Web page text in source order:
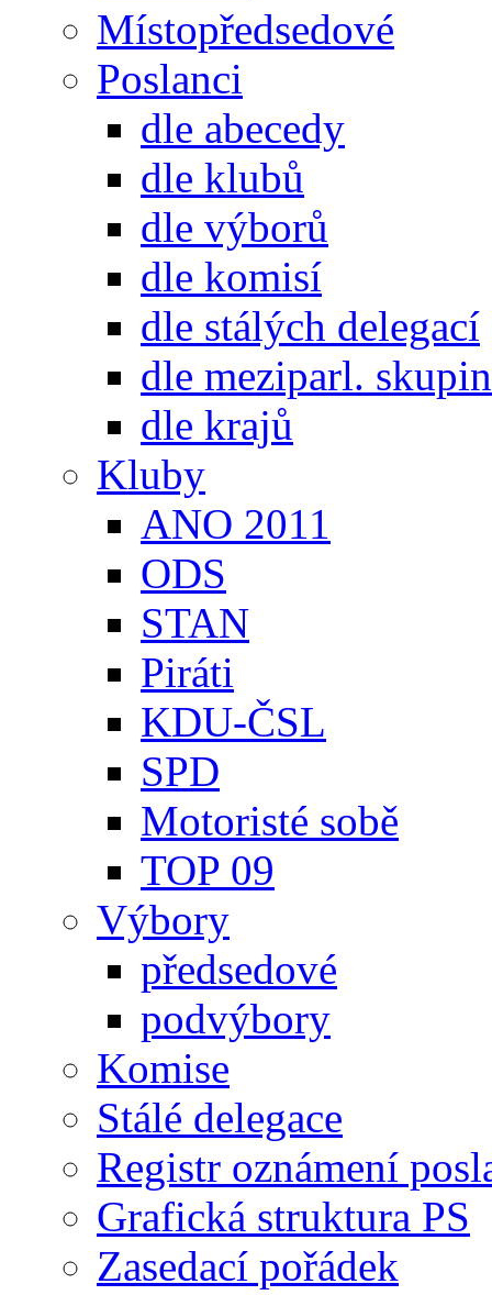
Místopředsedové
Poslanci
dle abecedy
dle klubů
dle výborů
dle komisí
dle stálých delegací
dle meziparl. skupin
dle krajů
Kluby
ANO 2011
ODS
STAN
Piráti
KDU-ČSL
SPD
Motoristé sobě
TOP 09
Výbory
předsedové
podvýbory
Komise
Stálé delegace
Registr oznámení
Grafická struktura PS
Zasedací pořádek